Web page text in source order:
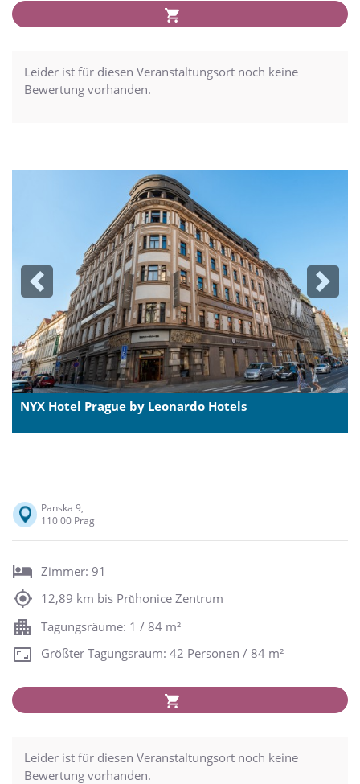
Leider ist für diesen Veranstaltungsort noch keine
Bewertung vorhanden.
Previous Next
NYX Hotel Prague by Leonardo Hotels
Panska 9,
110 00 Prag
Zimmer: 91
12,89 km bis Prŭhonice Zentrum
Tagungsräume: 1 / 84 m²
Größter Tagungsraum: 42 Personen / 84 m²
Leider ist für diesen Veranstaltungsort noch keine
Bewertung vorhanden.